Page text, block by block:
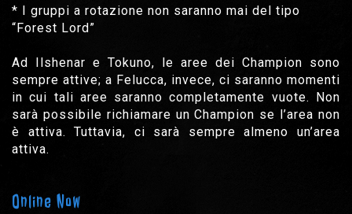
* I gruppi a rotazione non saranno mai del tipo
“Forest Lord”
Ad Ilshenar e Tokuno, le aree dei Champion sono
sempre attive; a Felucca, invece, ci saranno momenti
in cui tali aree saranno completamente vuote. Non
sarà possibile richiamare un Champion se l’area non
è attiva. Tuttavia, ci sarà sempre almeno un’area
attiva.
Online Now